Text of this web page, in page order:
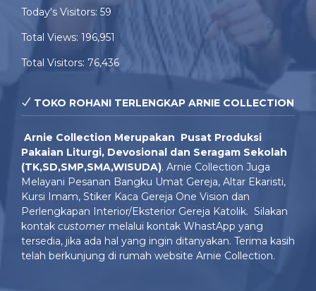
Today's Visitors: 59
Total Views: 196,951
Total Visitors: 76,436
TOKO ROHANI TERLENGKAP ARNIE COLLECTION
Arnie Collection Merupakan Pusat Produksi
Pakaian Liturgi, Devosional dan Seragam Sekolah
(TK,SD,SMP,SMA,WISUDA). Arnie Collection Juga
Melayani Pesanan Bangku Umat Gereja, Altar Ekaristi,
Kursi Imam, Stiker Kaca Gereja One Vision dan
Perlengkapan Interior/Eksterior Gereja Katolik. Silakan
kontak customer melalui kontak WhastApp yang
tersedia, jika ada hal yang ingin ditanyakan. Terima kasih
telah berkunjung di rumah website Arnie Collection.